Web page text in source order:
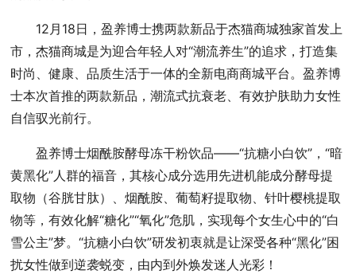
12月18日，盈养博士携两款新品于杰猫商城独家首发上
市，杰猫商城是为迎合年轻人对“潮流养生”的追求，打造集
时尚、健康、品质生活于一体的全新电商商城平台。盈养博
士本次首推的两款新品，潮流式抗衰老、有效护肤助力女性
自信驭光前行。
盈养博士烟酰胺酵母冻干粉饮品——“抗糖小白饮”，“暗
黄黑化”人群的福音，其核心成分选用先进机能成分酵母提
取物（谷胱甘肽）、烟酰胺、葡萄籽提取物、针叶樱桃提取
物等，有效化解“糖化”“氧化”危肌，实现每个女生心中的“白
雪公主”梦。“抗糖小白饮”研发初衷就是让深受各种“黑化”困
扰女性做到逆袭蜕变，由内到外焕发迷人光彩！